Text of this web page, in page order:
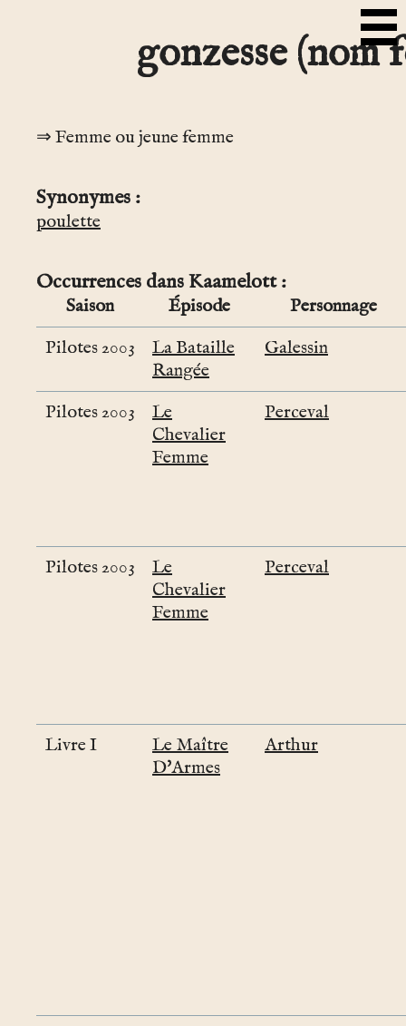
gonzesse (nom
Femme ou jeune femme
Synonymes
poulette
Occurrences dans Kaamelott
Saison Épisode
Personnage
Pilotes 2003
La Bataille
Rangée
Galessin
Pilotes 2003
Le
Chevalier
Femme
Perceval
Pilotes 2003
Le
Chevalier
Femme
Perceval
Livre I
Le Maître
D'Armes
Arthur